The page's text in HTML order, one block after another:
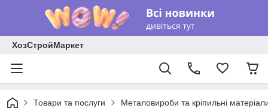
ХозСтройМаркет
Товари та послуги Металовироби та кріпильні